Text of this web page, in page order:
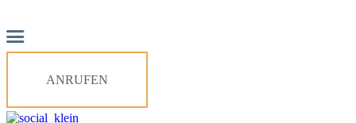
ANRUFEN